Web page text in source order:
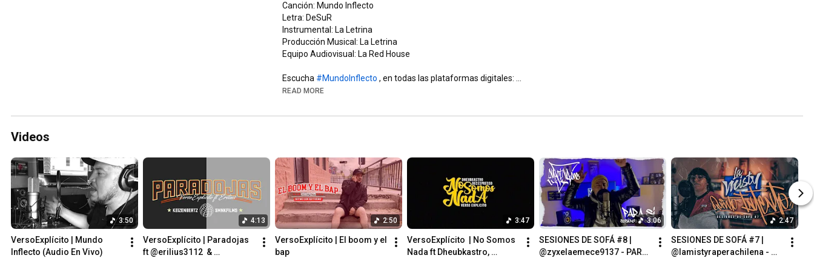
Canción: Mundo Inflecto
Letra: DeSuR
Instrumental: La Letrina
Producción Musical: La Letrina
Equipo Audiovisual: La Red House
#MundoInflecto
https://share.amuse.io/track/desur-mu...
Redes:
https://www.instagram.com/la_letrina/
La Red House (@laredhouse):
https://www.instagram.com/laredhouse/
Sígueme en spotify: https://open.spotify.com/artist/2fn0j...
Mis playlist:
Featuring:
https://open.spotify.com/user/2cute5x...
READ MORE
Videos
3:50
VersoExplícito | Mundo
Inflecto (Audio En Vivo)
4:13
VersoExplícito | Paradojas
ft @erilius3112  &
2:50
VersoExplícito | El boom y el
bap
3:47
VersoExplícito  | No Somos
Nada ft Dheubkastro,
3:06
SESIONES DE SOFÁ #8 |
@zyxelaemece9137 - PARA
2:47
SESIONES DE SOFÁ #7 |
@lamistyraperachilena -